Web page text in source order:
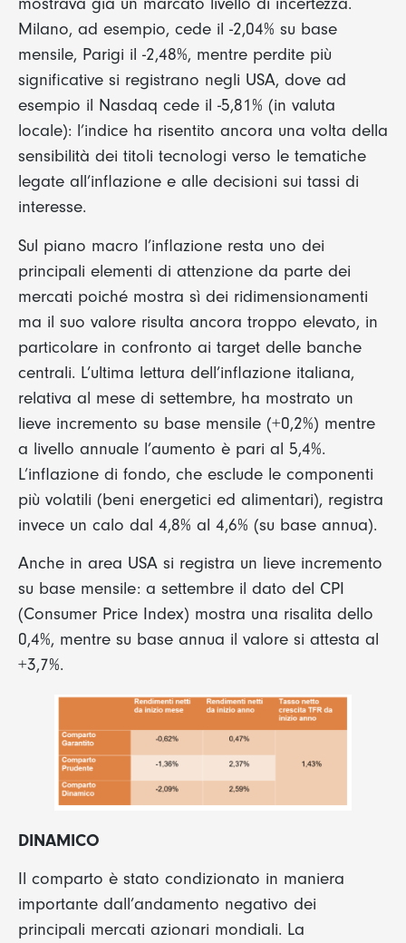
Milano, ad esempio, cede il -2,04% su base
mensile, Parigi il -2,48%, mentre perdite più
significative si registrano negli USA, dove ad
esempio il Nasdaq cede il -5,81% (in valuta
locale): l’indice ha risentito ancora una volta della
sensibilità dei titoli tecnologi verso le tematiche
legate all’inflazione e alle decisioni sui tassi di
interesse.
Sul piano macro l’inflazione resta uno dei
principali elementi di attenzione da parte dei
mercati poiché mostra sì dei ridimensionamenti
ma il suo valore risulta ancora troppo elevato, in
particolare in confronto ai target delle banche
centrali. L’ultima lettura dell’inflazione italiana,
relativa al mese di settembre, ha mostrato un
lieve incremento su base mensile (+0,2%) mentre
a livello annuale l’aumento è pari al 5,4%.
L’inflazione di fondo, che esclude le componenti
più volatili (beni energetici ed alimentari), registra
invece un calo dal 4,8% al 4,6% (su base annua).
Anche in area USA si registra un lieve incremento
su base mensile: a settembre il dato del CPI
(Consumer Price Index) mostra una risalita dello
0,4%, mentre su base annua il valore si attesta al
+3,7%.
DINAMICO
Il comparto è stato condizionato in maniera
importante dall’andamento negativo dei
principali mercati azionari mondiali. La